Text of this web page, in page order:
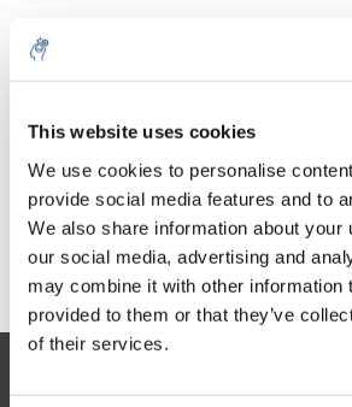
This website uses cookies
We use cookies to personalise
provide social media features and to
We also share information about your
our social media, advertising and
may combine it with other information
provided to them or that they’ve
of their services.
gecontroleerde reactie vankaliumhydroxide
(BA). Het wordt in veel sectoren van de
ontsmettingsmiddel, wasmiddel en
contactlenzen. PTB is een van de
meest wordt gebruikt in veel
beperkte informatie beschikbaar is over
Klantenservice